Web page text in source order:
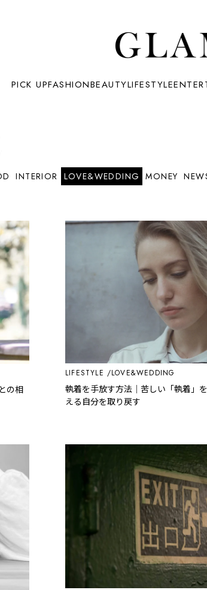
PICK UPFASHIONBEAUTYLIFESTYLE
INTERIOR LOVE&WEDDING MONEY
の相
LIFESTYLE LOVE&WEDDING
執着を手放す方法｜苦しい「執着」
える自分を取り戻す